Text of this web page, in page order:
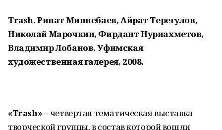
Trash. Ринат Миннебаев, Айрат Терегулов,
Николай Марочкин, Фирдант Нуриахметов,
Владимир Лобанов. Уфимская
художественная галерея, 2008.
«Trash»– четвертая тематическая выставка
творческой группы, в состав которой вошли